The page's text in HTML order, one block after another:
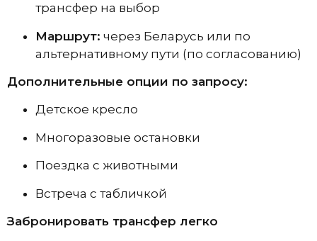
трансфер на выбор
Маршрут: через Беларусь или по
альтернативному пути (по согласованию)
Дополнительные опции по запросу:
Детское кресло
Многоразовые остановки
Поездка с животными
Встреча с табличкой
Забронировать трансфер легко